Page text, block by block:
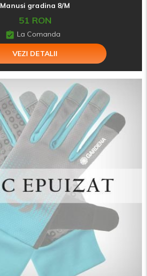
Manusi gradina 8/M
51 RON
La Comanda
VEZI DETALII